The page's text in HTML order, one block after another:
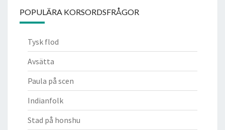
POPULÄRA KORSORDSFRÅGOR
Tysk flod
Avsätta
Paula på scen
Indianfolk
Stad på honshu